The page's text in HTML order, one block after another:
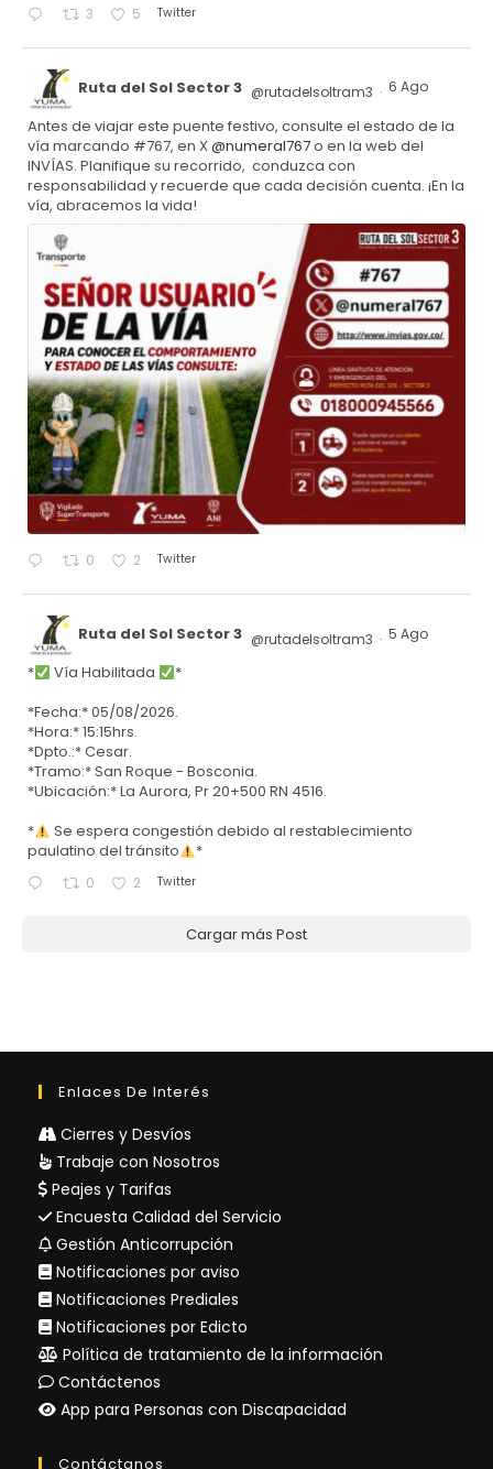
3 5 Twitter
Ruta del Sol Sector 3 @rutadelsoltram3 · 6 Ago
Antes de viajar este puente festivo, consulte el estado de la
vía marcando #767, en X@numeral767o en la web del
INVÍAS. Planifique su recorrido, conduzca con
responsabilidad y recuerde que cada decisión cuenta. ¡En la
vía, abracemos la vida!
0 2 Twitter
Ruta del Sol Sector 3 @rutadelsoltram3 · 5 Ago
* Vía Habilitada
*
*Fecha:* 05/08/2026.
*Hora:* 15:15hrs.
*Dpto.:* Cesar.
*Tramo:* San Roque - Bosconia.
*Ubicación:* La Aurora, Pr 20+500 RN 4516.
*
Se espera congestión debido al restablecimiento
paulatino del tránsito
*
0 2 Twitter
Cargar más Post
Enlaces De Interés
Cierres y Desvíos
Trabaje con Nosotros
Peajes y Tarifas
Encuesta Calidad del Servicio
Gestión Anticorrupción
Notificaciones por aviso
Notificaciones Prediales
Notificaciones por Edicto
Política de tratamiento de la información
Contáctenos
App para Personas con Discapacidad
Contáctanos